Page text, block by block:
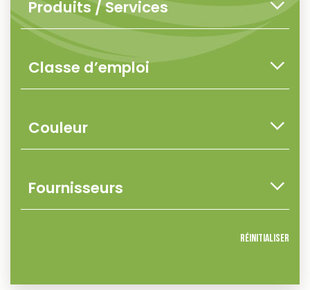
Réinitialiser